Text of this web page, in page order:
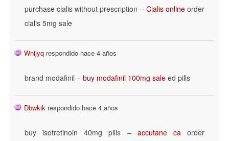
purchase cialis without prescription – Cialis onlineorder
cialis 5mg sale
Wnijyq respondido hace 4 años
brand modafinil – buy modafinil 100mg sale ed pills
Dbwkik respondido hace 4 años
buy isotretinoin 40mg pills – accutane caorder